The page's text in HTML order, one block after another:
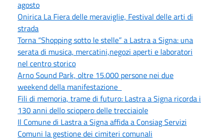
agosto
Onirica La Fiera delle meraviglie, Festival delle arti di
strada
Torna “Shopping sotto le stelle” a Lastra a Signa: una
serata di musica, mercatini,negozi aperti e laboratori
nel centro storico
Arno Sound Park, oltre 15.000 persone nei due
weekend della manifestazione
Fili di memoria, trame di futuro: Lastra a Signa ricorda i
130 anni dello sciopero delle trecciaiole
Il Comune di Lastra a Signa affida a Consiag Servizi
Comuni la gestione dei cimiteri comunali